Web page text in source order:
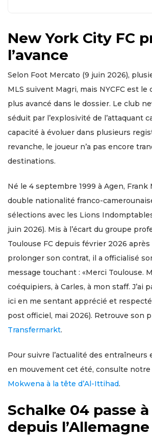
New York City FC
l’avance
Selon Foot Mercato (9 juin 2026),
MLS suivent Magri, mais NYCFC est le
plus avancé dans le dossier. Le club
séduit par l’explosivité de l’attaquant
capacité à évoluer dans plusieurs
revanche, le joueur n’a pas encore
destinations.
Né le 4 septembre 1999 à Agen, Frank
double nationalité franco-
sélections avec les Lions
juin 2026). Mis à l’écart du groupe
Toulouse FC depuis février 2026
prolonger son contrat, il a officialisé
message touchant : «Merci Toulouse.
coéquipiers, à Carles, à mon staff. J’ai
ici en me sentant apprécié et
post officiel, mai 2026). Retrouve son
Transfermarkt.
Pour suivre l’actualité des entraîneurs
en mouvement cet été, consulte
Mokwena à la tête d’Al-Ittihad.
Schalke 04 passe à
depuis l’Allemagne